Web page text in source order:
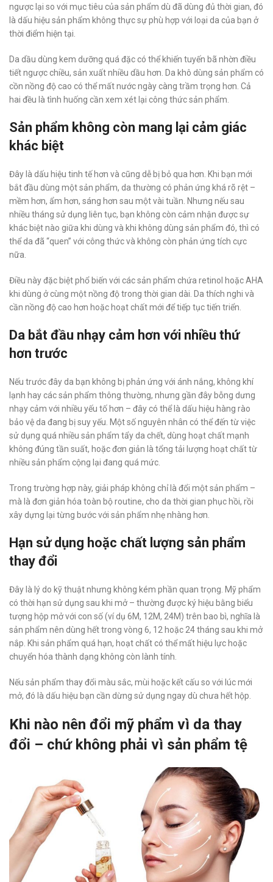
ngược lại so với mục tiêu của sản phẩm dù đã dùng đủ thời gian, đó
là dấu hiệu sản phẩm không thực sự phù hợp với loại da của bạn ở
thời điểm hiện tại.
Da dầu dùng kem dưỡng quá đặc có thể khiến tuyến bã nhờn điều
tiết ngược chiều, sản xuất nhiều dầu hơn. Da khô dùng sản phẩm có
cồn nồng độ cao có thể mất nước ngày càng trầm trọng hơn. Cả
hai đều là tình huống cần xem xét lại công thức sản phẩm.
Sản phẩm không còn mang lại cảm giác
khác biệt
Đây là dấu hiệu tinh tế hơn và cũng dễ bị bỏ qua hơn. Khi bạn mới
bắt đầu dùng một sản phẩm, da thường có phản ứng khá rõ rệt –
mềm hơn, ẩm hơn, sáng hơn sau một vài tuần. Nhưng nếu sau
nhiều tháng sử dụng liên tục, bạn không còn cảm nhận được sự
khác biệt nào giữa khi dùng và khi không dùng sản phẩm đó, thì có
thể da đã “quen” với công thức và không còn phản ứng tích cực
nữa.
Điều này đặc biệt phổ biến với các sản phẩm chứa retinol hoặc AHA
khi dùng ở cùng một nồng độ trong thời gian dài. Da thích nghi và
cần nồng độ cao hơn hoặc hoạt chất mới để tiếp tục tiến triển.
Da bắt đầu nhạy cảm hơn với nhiều thứ
hơn trước
Nếu trước đây da bạn không bị phản ứng với ánh nắng, không khí
lạnh hay các sản phẩm thông thường, nhưng gần đây bỗng dưng
nhạy cảm với nhiều yếu tố hơn – đây có thể là dấu hiệu hàng rào
bảo vệ da đang bị suy yếu. Một số nguyên nhân có thể đến từ việc
sử dụng quá nhiều sản phẩm tẩy da chết, dùng hoạt chất mạnh
không đúng tần suất, hoặc đơn giản là tổng tải lượng hoạt chất từ
nhiều sản phẩm cộng lại đang quá mức.
Trong trường hợp này, giải pháp không chỉ là đổi một sản phẩm –
mà là đơn giản hóa toàn bộ routine, cho da thời gian phục hồi, rồi
xây dựng lại từng bước với sản phẩm nhẹ nhàng hơn.
Hạn sử dụng hoặc chất lượng sản phẩm
thay đổi
Đây là lý do kỹ thuật nhưng không kém phần quan trọng. Mỹ phẩm
có thời hạn sử dụng sau khi mở – thường được ký hiệu bằng biểu
tượng hộp mở với con số (ví dụ 6M, 12M, 24M) trên bao bì, nghĩa là
sản phẩm nên dùng hết trong vòng 6, 12 hoặc 24 tháng sau khi mở
nắp. Khi sản phẩm quá hạn, hoạt chất có thể mất hiệu lực hoặc
chuyển hóa thành dạng không còn lành tính.
Nếu sản phẩm thay đổi màu sắc, mùi hoặc kết cấu so với lúc mới
mở, đó là dấu hiệu bạn cần dừng sử dụng ngay dù chưa hết hộp.
Khi nào nên đổi mỹ phẩm vì da thay
đổi – chứ không phải vì sản phẩm tệ